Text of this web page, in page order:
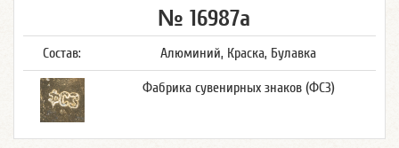
№ 16987а
Состав: Алюминий, Краска, Булавка
Фабрика сувенирных знаков (ФСЗ)